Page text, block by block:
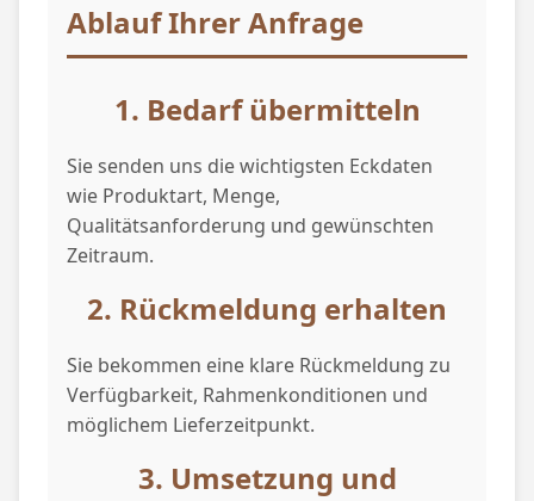
Ablauf Ihrer Anfrage
1. Bedarf übermitteln
Sie senden uns die wichtigsten Eckdaten
wie Produktart, Menge,
Qualitätsanforderung und gewünschten
Zeitraum.
2. Rückmeldung erhalten
Sie bekommen eine klare Rückmeldung zu
Verfügbarkeit, Rahmenkonditionen und
möglichem Lieferzeitpunkt.
3. Umsetzung und